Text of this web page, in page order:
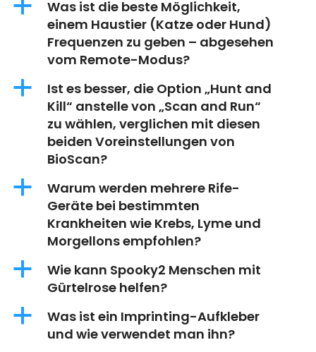
a
Was ist die beste Möglichkeit,
einem Haustier (Katze oder Hund)
Frequenzen zu geben – abgesehen
vom Remote-Modus?
a
Ist es besser, die Option „Hunt and
Kill“ anstelle von „Scan and Run“
zu wählen, verglichen mit diesen
beiden Voreinstellungen von
BioScan?
a
Warum werden mehrere Rife-
Geräte bei bestimmten
Krankheiten wie Krebs, Lyme und
Morgellons empfohlen?
a
Wie kann Spooky2 Menschen mit
Gürtelrose helfen?
a
Was ist ein Imprinting-Aufkleber
und wie verwendet man ihn?